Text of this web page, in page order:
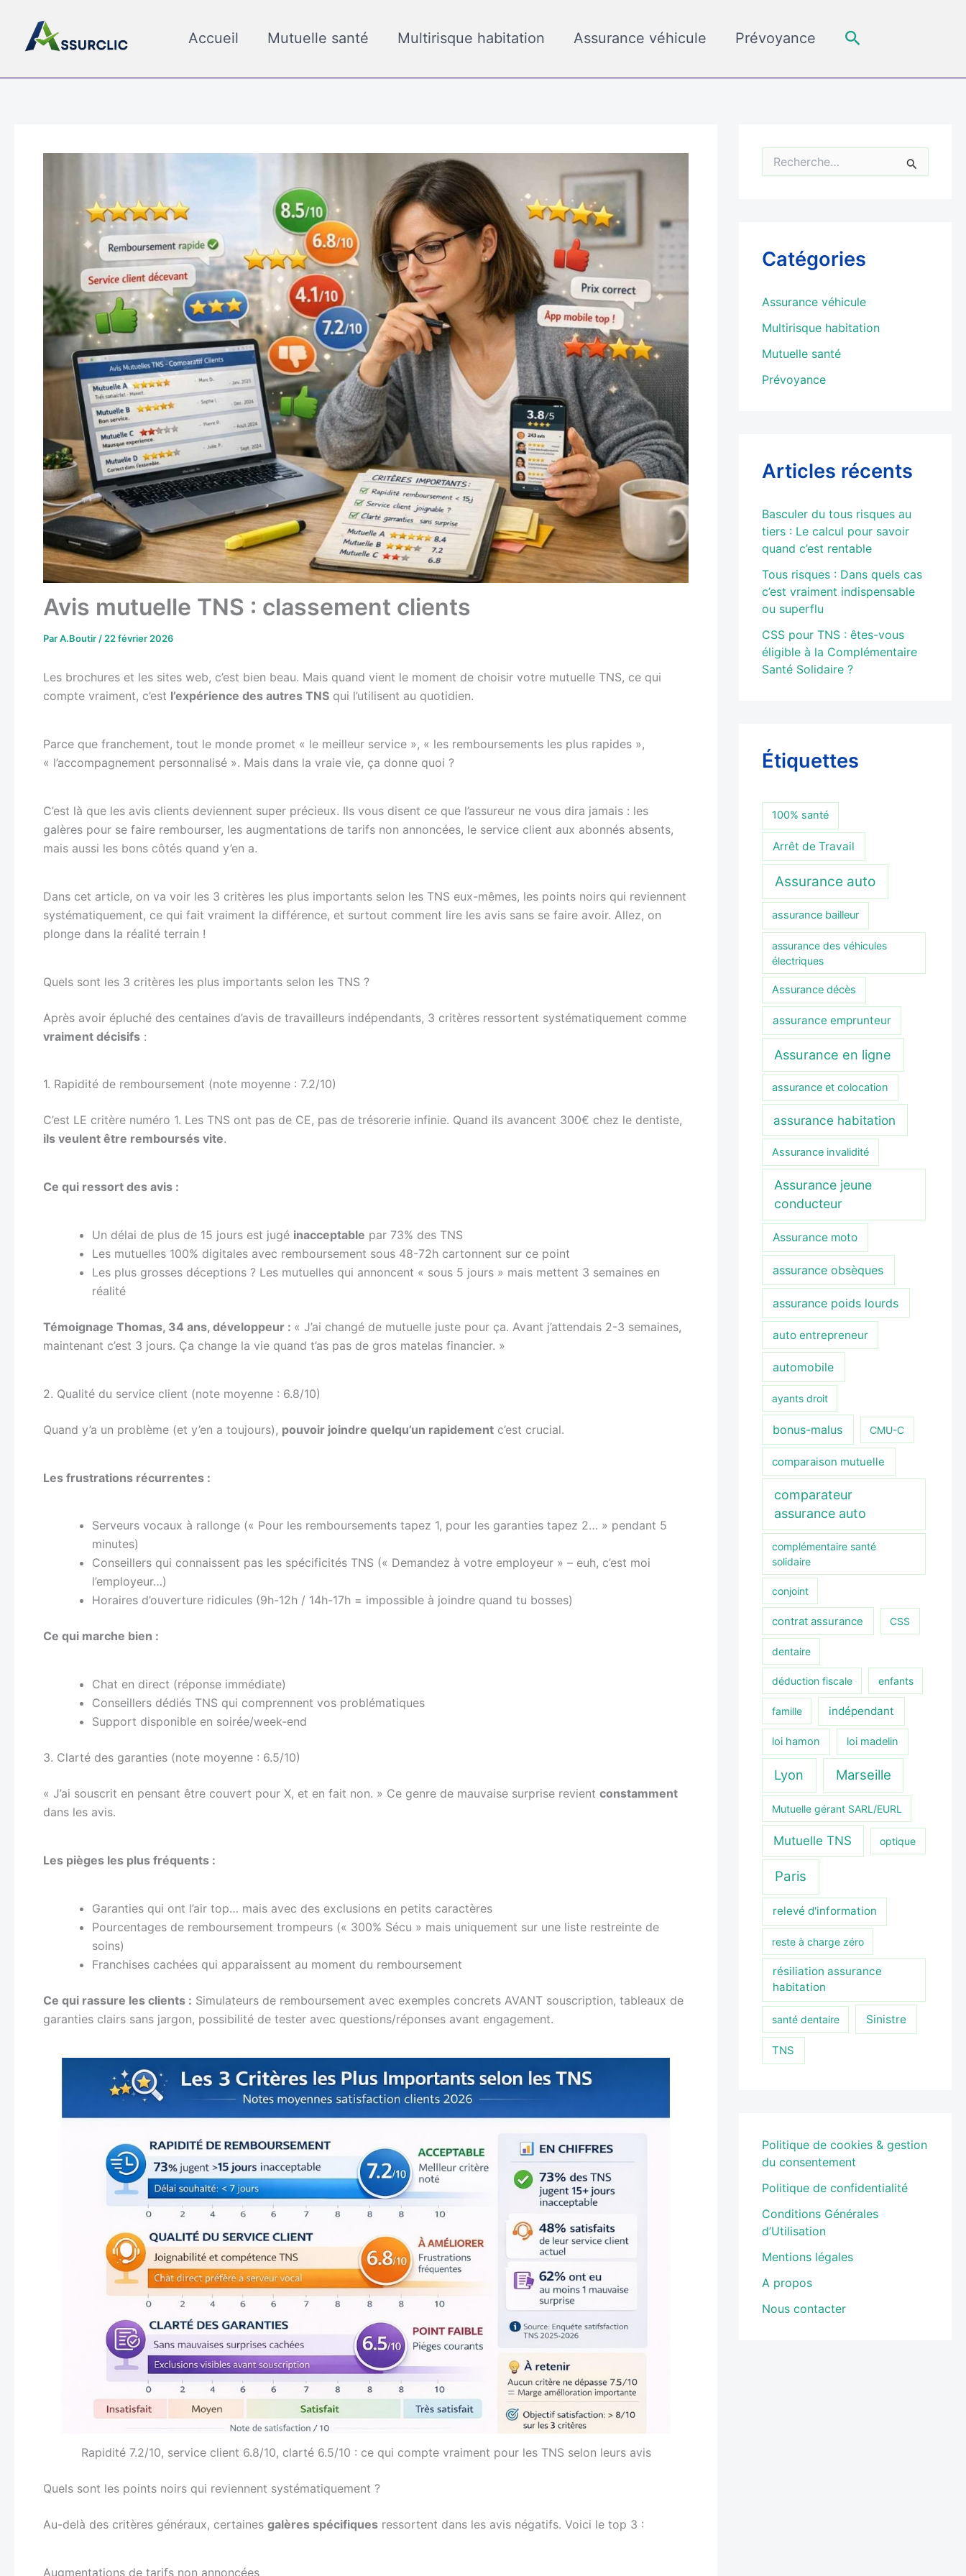
contenu
Accueil Mutuelle santé Multirisque habitation Assurance véhicule Prévoyance Rechercher
Avis mutuelle TNS : classement clients
ParA.Boutir/22 février 2026
Les brochures et les sites web, c’est bien beau. Mais quand vient le moment de choisir votre mutuelle TNS, ce qui
compte vraiment, c’est l’expérience des autres TNS qui l’utilisent au quotidien.
Parce que franchement, tout le monde promet « le meilleur service », « les remboursements les plus rapides »,
« l’accompagnement personnalisé ». Mais dans la vraie vie, ça donne quoi ?
C’est là que les avis clients deviennent super précieux. Ils vous disent ce que l’assureur ne vous dira jamais : les
galères pour se faire rembourser, les augmentations de tarifs non annoncées, le service client aux abonnés absents,
mais aussi les bons côtés quand y’en a.
Dans cet article, on va voir les 3 critères les plus importants selon les TNS eux-mêmes, les points noirs qui reviennent
systématiquement, ce qui fait vraiment la différence, et surtout comment lire les avis sans se faire avoir. Allez, on
plonge dans la réalité terrain !
Quels sont les 3 critères les plus importants selon les TNS ?
Après avoir épluché des centaines d’avis de travailleurs indépendants, 3 critères ressortent systématiquement comme
vraiment décisifs :
1. Rapidité de remboursement (note moyenne : 7.2/10)
C’est LE critère numéro 1. Les TNS ont pas de CE, pas de trésorerie infinie. Quand ils avancent 300€ chez le dentiste,
ils veulent être remboursés vite.
Ce qui ressort des avis :
Un délai de plus de 15 jours est jugé inacceptable par 73% des TNS
Les mutuelles 100% digitales avec remboursement sous 48-72h cartonnent sur ce point
Les plus grosses déceptions ? Les mutuelles qui annoncent « sous 5 jours » mais mettent 3 semaines en
réalité
Témoignage Thomas, 34 ans, développeur : « J’ai changé de mutuelle juste pour ça. Avant j’attendais 2-3 semaines,
maintenant c’est 3 jours. Ça change la vie quand t’as pas de gros matelas financier. »
2. Qualité du service client (note moyenne : 6.8/10)
Quand y’a un problème (et y’en a toujours), pouvoir joindre quelqu’un rapidement c’est crucial.
Les frustrations récurrentes :
Serveurs vocaux à rallonge (« Pour les remboursements tapez 1, pour les garanties tapez 2… » pendant 5
minutes)
Conseillers qui connaissent pas les spécificités TNS (« Demandez à votre employeur » – euh, c’est moi
l’employeur…)
Horaires d’ouverture ridicules (9h-12h / 14h-17h = impossible à joindre quand tu bosses)
Ce qui marche bien :
Chat en direct (réponse immédiate)
Conseillers dédiés TNS qui comprennent vos problématiques
Support disponible en soirée/week-end
3. Clarté des garanties (note moyenne : 6.5/10)
« J’ai souscrit en pensant être couvert pour X, et en fait non. » Ce genre de mauvaise surprise revient constamment
dans les avis.
Les pièges les plus fréquents :
Garanties qui ont l’air top… mais avec des exclusions en petits caractères
Pourcentages de remboursement trompeurs (« 300% Sécu » mais uniquement sur une liste restreinte de
soins)
Franchises cachées qui apparaissent au moment du remboursement
Ce qui rassure les clients : Simulateurs de remboursement avec exemples concrets AVANT souscription, tableaux de
garanties clairs sans jargon, possibilité de tester avec questions/réponses avant engagement.
Rapidité 7.2/10, service client 6.8/10, clarté 6.5/10 : ce qui compte vraiment pour les TNS selon leurs avis
Quels sont les points noirs qui reviennent systématiquement ?
Au-delà des critères généraux, certaines galères spécifiques ressortent dans les avis négatifs. Voici le top 3 :
Augmentations de tarifs non annoncées
e
h
Catégories
Assurance véhicule
Multirisque habitation
Mutuelle santé
Prévoyance
Articles récents
Basculer du tous risques au
tiers : Le calcul pour savoir
quand c’est rentable
Tous risques : Dans quels cas
c’est vraiment indispensable
ou superflu
CSS pour TNS : êtes-vous
éligible à la Complémentaire
Santé Solidaire ?
Étiquettes
100% santé
Arrêt de Travail
Assurance auto
assurance bailleur
assurance des véhicules
électriques
Assurance décès
assurance emprunteur
Assurance en ligne
assurance et colocation
assurance habitation
Assurance invalidité
Assurance jeune
conducteur
Assurance moto
assurance obsèques
assurance poids lourds
auto entrepreneur
automobile
ayants droit
bonus-malus CMU-C
comparaison mutuelle
comparateur
assurance auto
complémentaire santé
solidaire
conjoint
contrat assurance CSS
dentaire
déduction fiscale enfants
famille indépendant
loi hamon loi madelin
Lyon Marseille
Mutuelle gérant SARL/EURL
Mutuelle TNS optique
Paris
relevé d'information
reste à charge zéro
résiliation assurance
habitation
santé dentaire Sinistre
TNS
Politique de cookies & gestion
du consentement
Politique de confidentialité
Conditions Générales
d’Utilisation
Mentions légales
A propos
Nous contacter